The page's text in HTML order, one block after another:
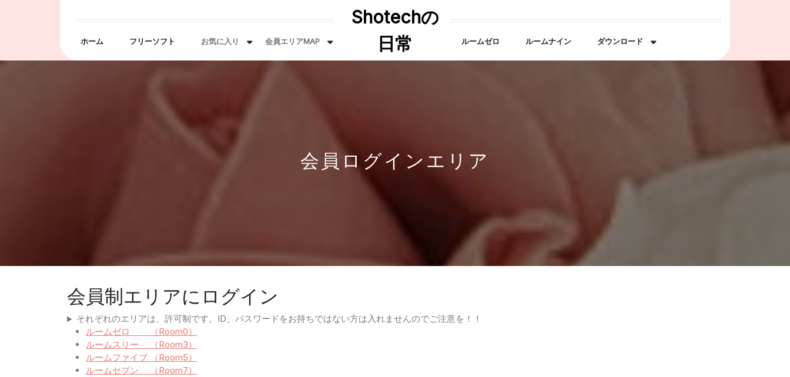
ホーム フリーソフト お気に入り 会員エリアMAP
Shotechの
日常
ルームゼロ ルームナイン ダウンロード
会員ログインエリア
会員制エリアにログイン
それぞれのエリアは、許可制です。ID、パスワードをお持ちではない方は入れませんのでご注意を！！
ルームゼロ （Room0）
ルームスリー （Room3）
ルームファイブ （Room5）
ルームセブン （Room7）